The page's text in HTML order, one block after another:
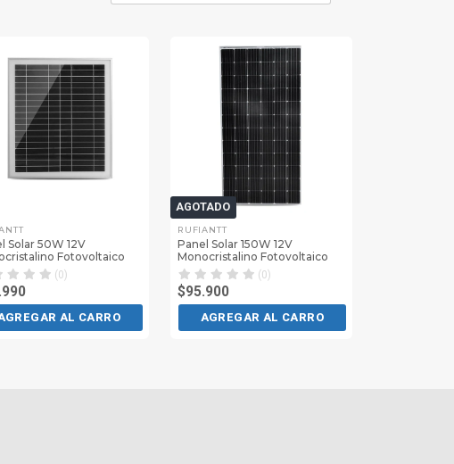
Solar 50W 12V
Fotovoltaico
(0)
AL CARRO
AGOTADO
RUFIANTT
Panel Solar 150W 12V
Monocristalino Fotovoltaico
(0)
$95.900
AGREGAR AL CARRO